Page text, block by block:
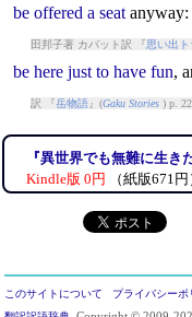
be offered a seat anyway:
田邦子著 カバット訳 『思い出
be here just to have fun,
訳 『岳物語』(Gaku Stories) p.
『異世界でも無難に生き
Kindle版 0円 （紙版671円
このサイトについて プライバシーポ